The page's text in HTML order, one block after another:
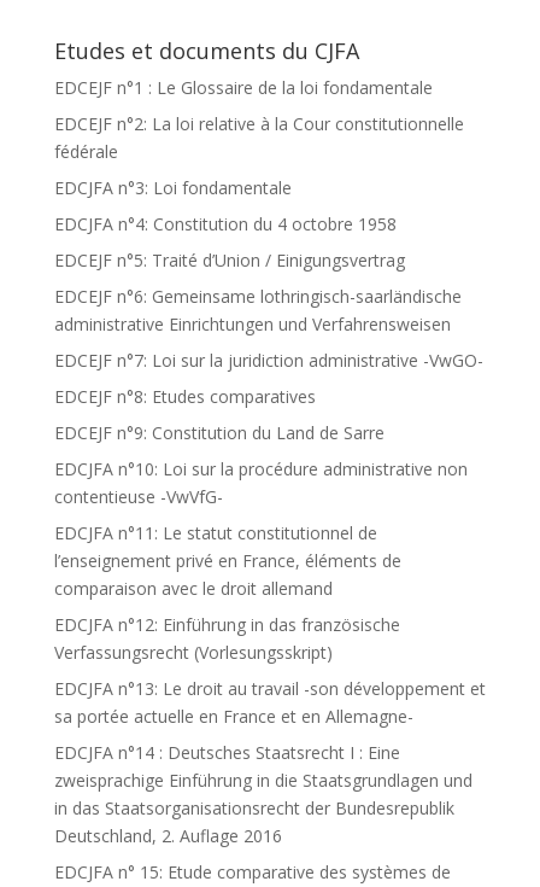
Etudes et documents du CJFA
EDCEJF n°1 : Le Glossaire de la loi fondamentale
EDCEJF n°2: La loi relative à la Cour constitutionnelle
fédérale
EDCJFA n°3: Loi fondamentale
EDCJFA n°4: Constitution du 4 octobre 1958
EDCEJF n°5: Traité d’Union / Einigungsvertrag
EDCEJF n°6: Gemeinsame lothringisch-saarländische
administrative Einrichtungen und Verfahrensweisen
EDCEJF n°7: Loi sur la juridiction administrative -VwGO-
EDCEJF n°8: Etudes comparatives
EDCEJF n°9: Constitution du Land de Sarre
EDCJFA n°10: Loi sur la procédure administrative non
contentieuse -VwVfG-
EDCJFA n°11: Le statut constitutionnel de
l’enseignement privé en France, éléments de
comparaison avec le droit allemand
EDCJFA n°12: Einführung in das französische
Verfassungsrecht (Vorlesungsskript)
EDCJFA n°13: Le droit au travail -son développement et
sa portée actuelle en France et en Allemagne-
EDCJFA n°14 : Deutsches Staatsrecht I : Eine
zweisprachige Einführung in die Staatsgrundlagen und
in das Staatsorganisationsrecht der Bundesrepublik
Deutschland, 2. Auflage 2016
EDCJFA n° 15: Etude comparative des systèmes de